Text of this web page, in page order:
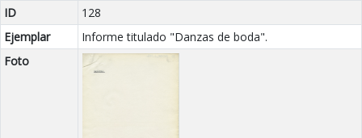
ID
128
Ejemplar
Informe titulado "Danzas de boda".
Foto